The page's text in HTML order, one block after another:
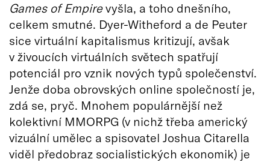
Games of Empirevyšla, a toho dnešního,
celkem smutné. Dyer-Witheford a de Peuter
sice virtuální kapitalismus kritizují, avšak
v živoucích virtuálních světech spatřují
potenciál pro vznik nových typů společenství.
Jenže doba obrovských online společností je,
zdá se, pryč. Mnohem populárnější než
kolektivní MMORPG (v nichž třeba americký
vizuální umělec a spisovatel Joshua Citarella
viděl předobraz socialistických ekonomik) je